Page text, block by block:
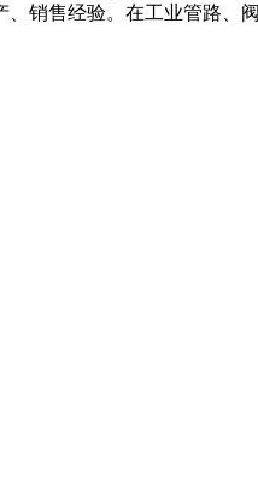
销售经验。在工业管路、